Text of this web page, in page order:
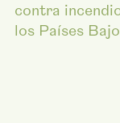
contra
los Países